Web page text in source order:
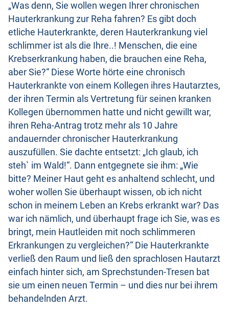
„Was denn, Sie wollen wegen Ihrer chronischen
Hauterkrankung zur Reha fahren? Es gibt doch
etliche Hauterkrankte, deren Hauterkrankung viel
schlimmer ist als die Ihre..! Menschen, die eine
Krebserkrankung haben, die brauchen eine Reha,
aber Sie?“ Diese Worte hörte eine chronisch
Hauterkrankte von einem Kollegen ihres Hautarztes,
der ihren Termin als Vertretung für seinen kranken
Kollegen übernommen hatte und nicht gewillt war,
ihren Reha-Antrag trotz mehr als 10 Jahre
andauernder chronischer Hauterkrankung
auszufüllen. Sie dachte entsetzt: „Ich glaub, ich
steh` im Wald!“. Dann entgegnete sie ihm: „Wie
bitte? Meiner Haut geht es anhaltend schlecht, und
woher wollen Sie überhaupt wissen, ob ich nicht
schon in meinem Leben an Krebs erkrankt war? Das
war ich nämlich, und überhaupt frage ich Sie, was es
bringt, mein Hautleiden mit noch schlimmeren
Erkrankungen zu vergleichen?“ Die Hauterkrankte
verließ den Raum und ließ den sprachlosen Hautarzt
einfach hinter sich, am Sprechstunden-Tresen bat
sie um einen neuen Termin – und dies nur bei ihrem
behandelnden Arzt.